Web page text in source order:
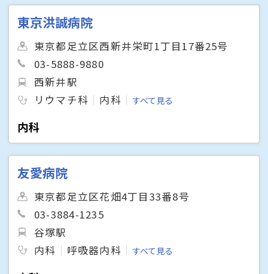
東京洪誠病院
東京都足立区西新井栄町1丁目17番25号
03-5888-9880
西新井駅
リウマチ科
内科 すべて見る
内科
友愛病院
東京都足立区花畑4丁目33番8号
03-3884-1235
谷塚駅
内科
呼吸器内科 すべて見る